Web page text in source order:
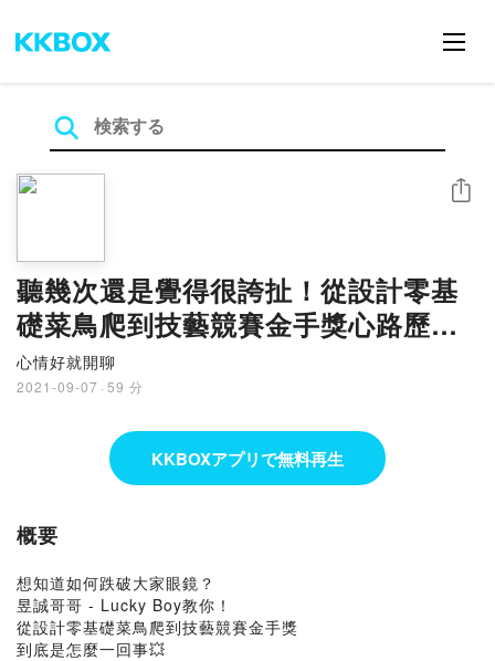
聽幾次還是覺得很誇扯！從設計零基
礎菜鳥爬到技藝競賽金手獎心路歷程
全公開 ft. 陳昱誠
心情好就開聊
2021-09-07 · 59 分
シェア
KKBOXアプリで無料再生
概要
想知道如何跌破大家眼鏡？
昱誠哥哥 - Lucky Boy教你！
從設計零基礎菜鳥爬到技藝競賽金手獎
到底是怎麼一回事💥